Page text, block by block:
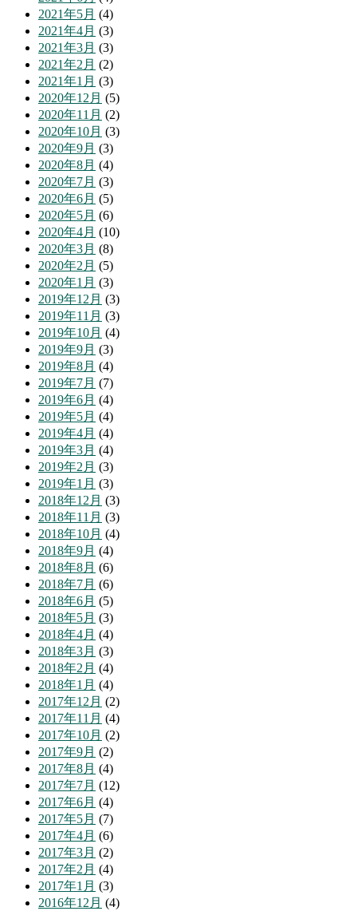
2021年5月 (4)
2021年4月 (3)
2021年3月 (3)
2021年2月 (2)
2021年1月 (3)
2020年12月 (5)
2020年11月 (2)
2020年10月 (3)
2020年9月 (3)
2020年8月 (4)
2020年7月 (3)
2020年6月 (5)
2020年5月 (6)
2020年4月 (10)
2020年3月 (8)
2020年2月 (5)
2020年1月 (3)
2019年12月 (3)
2019年11月 (3)
2019年10月 (4)
2019年9月 (3)
2019年8月 (4)
2019年7月 (7)
2019年6月 (4)
2019年5月 (4)
2019年4月 (4)
2019年3月 (4)
2019年2月 (3)
2019年1月 (3)
2018年12月 (3)
2018年11月 (3)
2018年10月 (4)
2018年9月 (4)
2018年8月 (6)
2018年7月 (6)
2018年6月 (5)
2018年5月 (3)
2018年4月 (4)
2018年3月 (3)
2018年2月 (4)
2018年1月 (4)
2017年12月 (2)
2017年11月 (4)
2017年10月 (2)
2017年9月 (2)
2017年8月 (4)
2017年7月 (12)
2017年6月 (4)
2017年5月 (7)
2017年4月 (6)
2017年3月 (2)
2017年2月 (4)
2017年1月 (3)
2016年12月 (4)